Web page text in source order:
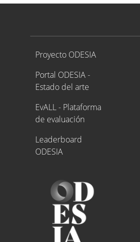
Proyecto ODESIA
Proyecto ODESIA
Portal ODESIA -
Estado del arte
EvALL - Plataforma
de evaluación
Leaderboard
ODESIA